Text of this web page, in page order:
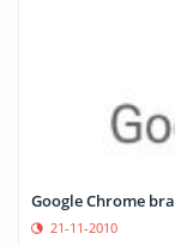
Google Chrome
21-11-2010